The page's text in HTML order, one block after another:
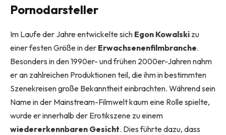
Pornodarsteller
Im Laufe der Jahre entwickelte sich Egon Kowalski zu
einer festen Größe in der Erwachsenenfilmbranche.
Besonders in den 1990er- und frühen 2000er-Jahren nahm
er an zahlreichen Produktionen teil, die ihm in bestimmten
Szenekreisen große Bekanntheit einbrachten. Während sein
Name in der Mainstream-Filmwelt kaum eine Rolle spielte,
wurde er innerhalb der Erotikszene zu einem
wiedererkennbaren Gesicht. Dies führte dazu, dass